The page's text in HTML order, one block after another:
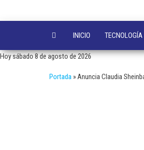
INICIO TECNOLOGÍA
Hoy sábado 8 de agosto de 2026
Portada »Anuncia Claudia